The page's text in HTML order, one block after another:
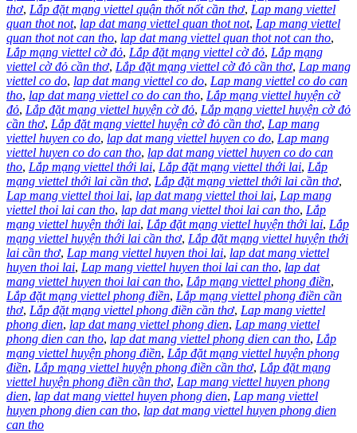
thơ, Lắp đặt mạng viettel quận thốt nốt cần thơ, Lap mang viettel
quan thot not, lap dat mang viettel quan thot not, Lap mang viettel
quan thot not can tho, lap dat mang viettel quan thot not can tho,
Lắp mạng viettel cờ đỏ, Lắp đặt mạng viettel cờ đỏ, Lắp mạng
viettel cờ đỏ cần thơ, Lắp đặt mạng viettel cờ đỏ cần thơ, Lap mang
viettel co do, lap dat mang viettel co do, Lap mang viettel co do can
tho, lap dat mang viettel co do can tho, Lắp mạng viettel huyện cờ
đỏ, Lắp đặt mạng viettel huyện cờ đỏ, Lắp mạng viettel huyện cờ đỏ
cần thơ, Lắp đặt mạng viettel huyện cờ đỏ cần thơ, Lap mang
viettel huyen co do, lap dat mang viettel huyen co do, Lap mang
viettel huyen co do can tho, lap dat mang viettel huyen co do can
tho, Lắp mạng viettel thới lai, Lắp đặt mạng viettel thới lai, Lắp
mạng viettel thới lai cần thơ, Lắp đặt mạng viettel thới lai cần thơ,
Lap mang viettel thoi lai, lap dat mang viettel thoi lai, Lap mang
viettel thoi lai can tho, lap dat mang viettel thoi lai can tho, Lắp
mạng viettel huyện thới lai, Lắp đặt mạng viettel huyện thới lai, Lắp
mạng viettel huyện thới lai cần thơ, Lắp đặt mạng viettel huyện thới
lai cần thơ, Lap mang viettel huyen thoi lai, lap dat mang viettel
huyen thoi lai, Lap mang viettel huyen thoi lai can tho, lap dat
mang viettel huyen thoi lai can tho, Lắp mạng viettel phong điền,
Lắp đặt mạng viettel phong điền, Lắp mạng viettel phong điền cần
thơ, Lắp đặt mạng viettel phong điền cần thơ, Lap mang viettel
phong dien, lap dat mang viettel phong dien, Lap mang viettel
phong dien can tho, lap dat mang viettel phong dien can tho, Lắp
mạng viettel huyện phong điền, Lắp đặt mạng viettel huyện phong
điền, Lắp mạng viettel huyện phong điền cần thơ, Lắp đặt mạng
viettel huyện phong điền cần thơ, Lap mang viettel huyen phong
dien, lap dat mang viettel huyen phong dien, Lap mang viettel
huyen phong dien can tho, lap dat mang viettel huyen phong dien
can tho